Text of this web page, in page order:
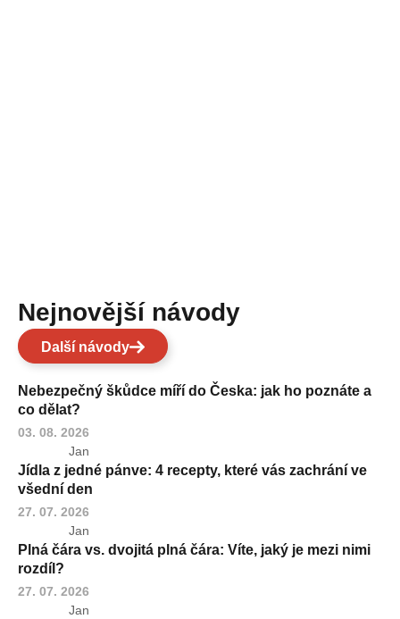
Nejnovější návody
Další návody
Nebezpečný škůdce míří do Česka: jak ho poznáte a
co dělat?
03. 08. 2026
Jan
Jídla z jedné pánve: 4 recepty, které vás zachrání ve
všední den
27. 07. 2026
Jan
Plná čára vs. dvojitá plná čára: Víte, jaký je mezi nimi
rozdíl?
27. 07. 2026
Jan